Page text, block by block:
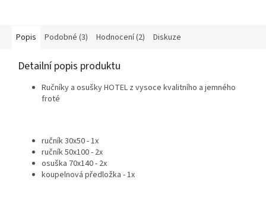
Popis Podobné (3) Hodnocení (2) Diskuze
Detailní popis produktu
Ručníky a osušky HOTEL z vysoce kvalitního a jemného
froté
ručník 30x50 - 1x
ručník 50x100 - 2x
osuška 70x140 - 2x
koupelnová předložka - 1x